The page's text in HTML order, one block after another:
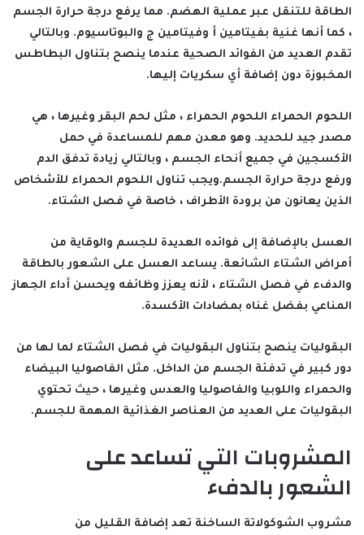
الطاقة للتنقل عبر عملية الهضم. مما يرفع درجة حرارة الجسم
، كما أنها غنية بفيتامين أ وفيتامين ج والبوتاسيوم. وبالتالي
تقدم العديد من الفوائد الصحية عندما ينصح بتناول البطاطس
المخبوزة دون إضافة أي سكريات إليها.
اللحوم الحمراء اللحوم الحمراء ، مثل لحم البقر وغيرها ، هي
مصدر جيد للحديد. وهو معدن مهم للمساعدة في حمل
الأكسجين في جميع أنحاء الجسم ، وبالتالي زيادة تدفق الدم
ورفع درجة حرارة الجسم.ويجب تناول اللحوم الحمراء للأشخاص
الذين يعانون من برودة الأطراف ، خاصة في فصل الشتاء.
العسل بالإضافة إلى فوائده العديدة للجسم والوقاية من
أمراض الشتاء الشائعة. يساعد العسل على الشعور بالطاقة
والدفء في فصل الشتاء ، لأنه يعزز وظائفه ويحسن أداء الجهاز
المناعي بفضل غناه بمضادات الأكسدة.
البقوليات ينصح بتناول البقوليات في فصل الشتاء لما لها من
دور كبير في تدفئة الجسم من الداخل. مثل الفاصوليا البيضاء
والحمراء واللوبيا والفاصوليا والعدس وغيرها ، حيث تحتوي
البقوليات على العديد من العناصر الغذائية المهمة للجسم.
المشروبات التي تساعد على
الشعور بالدفء
مشروب الشوكولاتة الساخنة تعد إضافة القليل من